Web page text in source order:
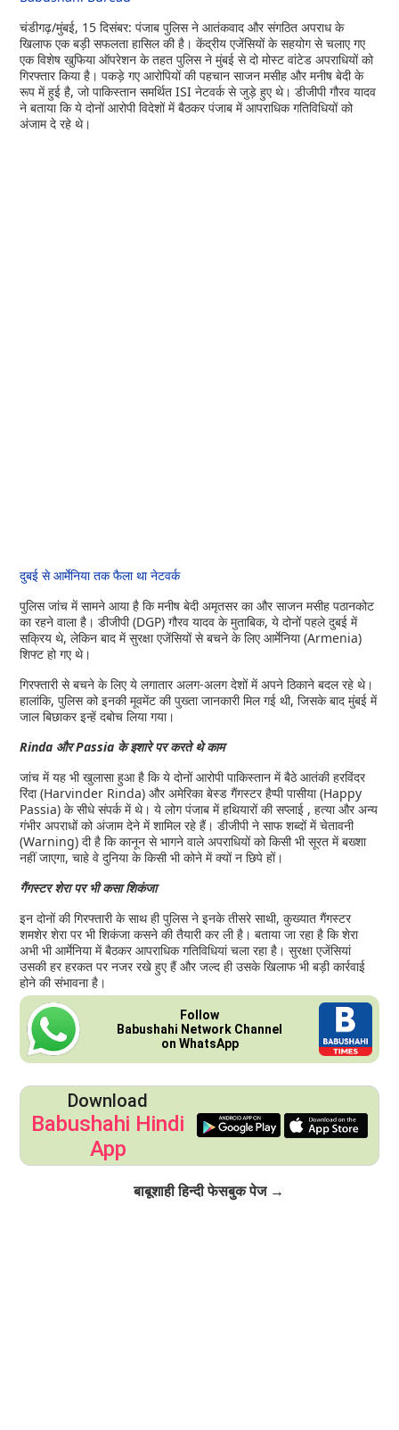
चंडीगढ़/मुंबई, 15 दिसंबर: पंजाब पुलिस ने आतंकवाद और संगठित अपराध के
खिलाफ एक बड़ी सफलता हासिल की है। केंद्रीय एजेंसियों के सहयोग से चलाए गए
एक विशेष खुफिया ऑपरेशन के तहत पुलिस ने मुंबई से दो मोस्ट वांटेड अपराधियों को
गिरफ्तार किया है। पकड़े गए आरोपियों की पहचान साजन मसीह और मनीष बेदी के
रूप में हुई है, जो पाकिस्तान समर्थित ISI नेटवर्क से जुड़े हुए थे। डीजीपी गौरव यादव
ने बताया कि ये दोनों आरोपी विदेशों में बैठकर पंजाब में आपराधिक गतिविधियों को
अंजाम दे रहे थे।
दुबई से आर्मेनिया तक फैला था नेटवर्क
पुलिस जांच में सामने आया है कि मनीष बेदी अमृतसर का और साजन मसीह पठानकोट
का रहने वाला है। डीजीपी (DGP) गौरव यादव के मुताबिक, ये दोनों पहले दुबई में
सक्रिय थे, लेकिन बाद में सुरक्षा एजेंसियों से बचने के लिए आर्मेनिया (Armenia)
शिफ्ट हो गए थे।
गिरफ्तारी से बचने के लिए ये लगातार अलग-अलग देशों में अपने ठिकाने बदल रहे थे।
हालांकि, पुलिस को इनकी मूवमेंट की पुख्ता जानकारी मिल गई थी, जिसके बाद मुंबई में
जाल बिछाकर इन्हें दबोच लिया गया।
Rinda और Passia के इशारे पर करते थे काम
जांच में यह भी खुलासा हुआ है कि ये दोनों आरोपी पाकिस्तान में बैठे आतंकी हरविंदर
रिंदा (Harvinder Rinda) और अमेरिका बेस्ड गैंगस्टर हैप्पी पासीया (Happy
Passia) के सीधे संपर्क में थे। ये लोग पंजाब में हथियारों की सप्लाई , हत्या और अन्य
गंभीर अपराधों को अंजाम देने में शामिल रहे हैं। डीजीपी ने साफ शब्दों में चेतावनी
(Warning) दी है कि कानून से भागने वाले अपराधियों को किसी भी सूरत में बख्शा
नहीं जाएगा, चाहे वे दुनिया के किसी भी कोने में क्यों न छिपे हों।
गैंगस्टर शेरा पर भी कसा शिकंजा
इन दोनों की गिरफ्तारी के साथ ही पुलिस ने इनके तीसरे साथी, कुख्यात गैंगस्टर
शमशेर शेरा पर भी शिकंजा कसने की तैयारी कर ली है। बताया जा रहा है कि शेरा
अभी भी आर्मेनिया में बैठकर आपराधिक गतिविधियां चला रहा है। सुरक्षा एजेंसियां
उसकी हर हरकत पर नजर रखे हुए हैं और जल्द ही उसके खिलाफ भी बड़ी कार्रवाई
होने की संभावना है।
Follow
Babushahi Network Channel
on WhatsApp
Download
Babushahi Hindi
App
बाबूशाही हिन्दी फेसबुक पेज →